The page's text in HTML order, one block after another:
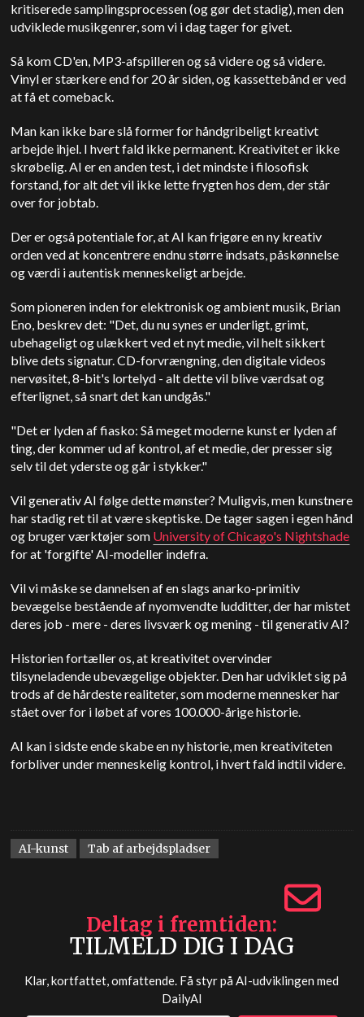
kritiserede samplingsprocessen (og gør det stadig), men den
udviklede musikgenrer, som vi i dag tager for givet.
Så kom CD'en, MP3-afspilleren og så videre og så videre.
Vinyl er stærkere end for 20 år siden, og kassettebånd er ved
at få et comeback.
Man kan ikke bare slå former for håndgribeligt kreativt
arbejde ihjel. I hvert fald ikke permanent. Kreativitet er ikke
skrøbelig. AI er en anden test, i det mindste i filosofisk
forstand, for alt det vil ikke lette frygten hos dem, der står
over for jobtab.
Der er også potentiale for, at AI kan frigøre en ny kreativ
orden ved at koncentrere endnu større indsats, påskønnelse
og værdi i autentisk menneskeligt arbejde.
Som pioneren inden for elektronisk og ambient musik, Brian
Eno, beskrev det: "Det, du nu synes er underligt, grimt,
ubehageligt og ulækkert ved et nyt medie, vil helt sikkert
blive dets signatur. CD-forvrængning, den digitale videos
nervøsitet, 8-bit's lortelyd - alt dette vil blive værdsat og
efterlignet, så snart det kan undgås."
"Det er lyden af fiasko: Så meget moderne kunst er lyden af
ting, der kommer ud af kontrol, af et medie, der presser sig
selv til det yderste og går i stykker."
Vil generativ AI følge dette mønster? Muligvis, men kunstnere
har stadig ret til at være skeptiske. De tager sagen i egen hånd
og bruger værktøjer som University of Chicago's Nightshade
for at 'forgifte' AI-modeller indefra.
Vil vi måske se dannelsen af en slags anarko-primitiv
bevægelse bestående af nyomvendte ludditter, der har mistet
deres job - mere - deres livsværk og mening - til generativ AI?
Historien fortæller os, at kreativitet overvinder
tilsyneladende ubevægelige objekter. Den har udviklet sig på
trods af de hårdeste realiteter, som moderne mennesker har
stået over for i løbet af vores 100.000-årige historie.
AI kan i sidste ende skabe en ny historie, men kreativiteten
forbliver under menneskelig kontrol, i hvert fald indtil videre.
AI-kunst Tab af arbejdspladser
Deltag i fremtiden
TILMELD DIG I DAG
Klar, kortfattet, omfattende. Få styr på AI-udviklingen med
DailyAI